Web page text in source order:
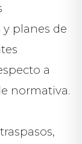
planes de
a
normativa.